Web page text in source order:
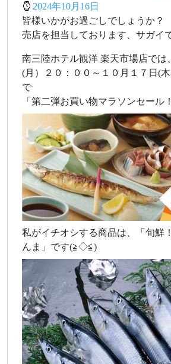
2024年10月16日
皆様いかがお過ごしでしょうか？
売店を担当しております、サガイ
南三陸ホテル観洋 楽天市場店では
(月）２０：００～１０月１７日(
で
「第二弾お買い物マラソンセール
私がイチオシする商品は、「旬鮮
んま」です(≧◇≦)